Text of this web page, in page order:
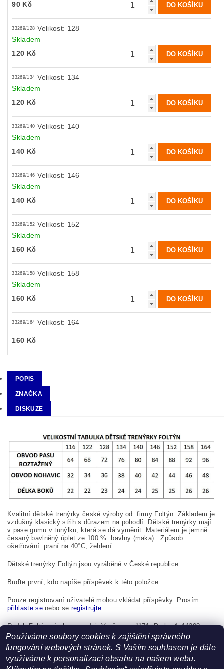
90 Kč
33269/128 Velikost: 128
Skladem
120 Kč
33269/134 Velikost: 134
Skladem
120 Kč
33269/140 Velikost: 140
Skladem
140 Kč
33269/146 Velikost: 146
Skladem
140 Kč
33269/152 Velikost: 152
Skladem
160 Kč
33269/158 Velikost: 158
Skladem
160 Kč
33269/164 Velikost: 164
160 Kč
POPIS
ZNAČKA
DISKUZE
Kvalitní dětské trenýrky české výroby od firmy Foltýn. Základem je
vzdušný klasický střih s důrazem na pohodlí. Dětské trenýrky mají
v pase gumu v tunýlku, která se dá vyměnit. Materiálem je jemně
česaný bavlněný úplet ze 100 %
bavlny (maka). Způsob
ošetřování: praní na 40°C, žehlení
Dětské trenýrky Foltýn jsou vyráběné v České republice.
Buďte první, kdo napíše příspěvek k této položce.
Pouze registrovaní uživatelé mohou vkládat příspěvky. Prosím
přihlaste senebo se registrujte.
Radek Foltýn výroba a prodej, Vavřenova 1171, Praha 4, 14200,
Česká republika, foltynradek@seznam.cz
Používáme soubory cookies k zajištění správného
fungování webových stránek. S Vaším souhlasem je dále
využíváme k personalizaci obsahu na našem webu.